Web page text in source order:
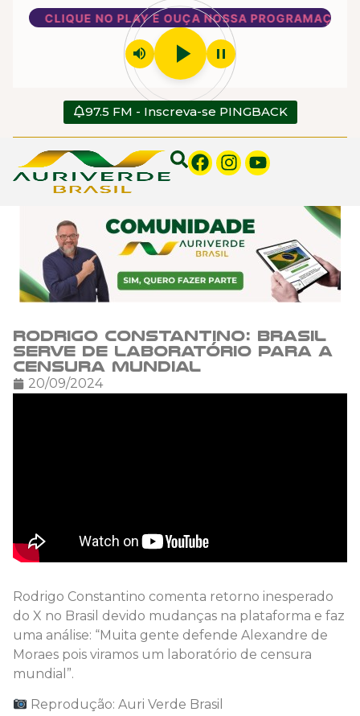
CLIQUE NO PLAY E OUÇA NOSSA PROGRAMAÇÃO
volume_up play_arrow pause
97.5 FM - Inscreva-se PINGBACK
Rodrigo Constantino: Brasil
serve de laboratório para a
censura mundial
20/09/2024
Rodrigo Constantino comenta retorno inesperado
do X no Brasil devido mudanças na plataforma e faz
uma análise: “Muita gente defende Alexandre de
Moraes pois viramos um laboratório de censura
mundial”.
Reprodução: Auri Verde Brasil